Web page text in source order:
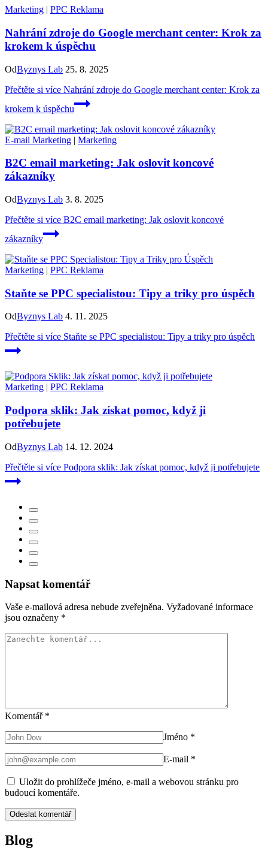
Marketing | PPC Reklama
Nahrání zdroje do Google merchant center: Krok za
krokem k úspěchu
OdByznys Lab 25. 8. 2025
Přečtěte si více Nahrání zdroje do Google merchant center: Krok za
krokem k úspěchu
E-mail Marketing | Marketing
B2C email marketing: Jak oslovit koncové
zákazníky
OdByznys Lab 3. 8. 2025
Přečtěte si více B2C email marketing: Jak oslovit koncové
zákazníky
Marketing | PPC Reklama
Staňte se PPC specialistou: Tipy a triky pro úspěch
OdByznys Lab 4. 11. 2025
Přečtěte si více Staňte se PPC specialistou: Tipy a triky pro úspěch
Marketing | PPC Reklama
Podpora sklik: Jak získat pomoc, když ji
potřebujete
OdByznys Lab 14. 12. 2024
Přečtěte si více Podpora sklik: Jak získat pomoc, když ji potřebujete
Napsat komentář
Vaše e-mailová adresa nebude zveřejněna. Vyžadované informace
jsou označeny *
Komentář *
Jméno *
E-mail *
Uložit do prohlížeče jméno, e-mail a webovou stránku pro
budoucí komentáře.
Blog